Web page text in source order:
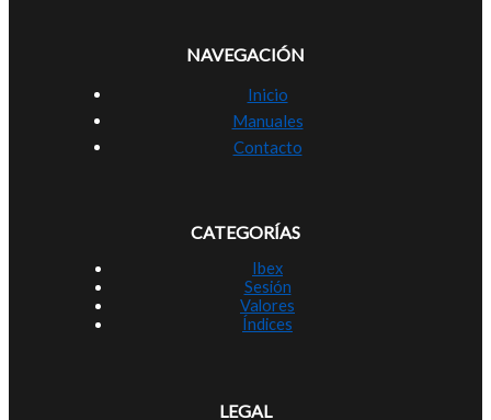
NAVEGACIÓN
Inicio
Manuales
Contacto
CATEGORÍAS
Ibex
Sesión
Valores
Índices
LEGAL